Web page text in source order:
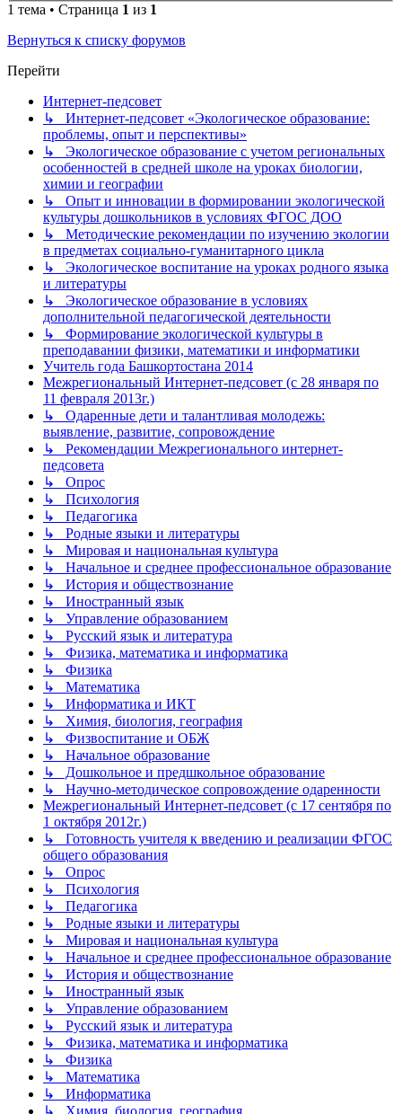
1 тема • Страница 1 из 1
Вернуться к списку форумов
Перейти
Интернет-педсовет
↳ Интернет-педсовет «Экологическое образование:
проблемы, опыт и перспективы»
↳ Экологическое образование с учетом региональных
особенностей в средней школе на уроках биологии,
химии и географии
↳ Опыт и инновации в формировании экологической
культуры дошкольников в условиях ФГОС ДОО
↳ Методические рекомендации по изучению экологии
в предметах социально-гуманитарного цикла
↳ Экологическое воспитание на уроках родного языка
и литературы
↳ Экологическое образование в условиях
дополнительной педагогической деятельности
↳ Формирование экологической культуры в
преподавании физики, математики и информатики
Учитель года Башкортостана 2014
Межрегиональный Интернет-педсовет (с 28 января по
11 февраля 2013г.)
↳ Одаренные дети и талантливая молодежь:
выявление, развитие, сопровождение
↳ Рекомендации Межрегионального интернет-
педсовета
↳ Опрос
↳ Психология
↳ Педагогика
↳ Родные языки и литературы
↳ Мировая и национальная культура
↳ Начальное и среднее профессиональное образование
↳ История и обществознание
↳ Иностранный язык
↳ Управление образованием
↳ Русский язык и литература
↳ Физика, математика и информатика
↳ Физика
↳ Математика
↳ Информатика и ИКТ
↳ Химия, биология, география
↳ Физвоспитание и ОБЖ
↳ Начальное образование
↳ Дошкольное и предшкольное образование
↳ Научно-методическое сопровождение одаренности
Межрегиональный Интернет-педсовет (с 17 сентября по
1 октября 2012г.)
↳ Готовность учителя к введению и реализации ФГОС
общего образования
↳ Опрос
↳ Психология
↳ Педагогика
↳ Родные языки и литературы
↳ Мировая и национальная культура
↳ Начальное и среднее профессиональное образование
↳ История и обществознание
↳ Иностранный язык
↳ Управление образованием
↳ Русский язык и литература
↳ Физика, математика и информатика
↳ Физика
↳ Математика
↳ Информатика
↳ Химия, биология, география